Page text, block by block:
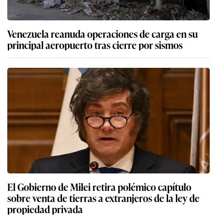
Venezuela reanuda operaciones de carga en su
principal aeropuerto tras cierre por sismos
El Gobierno de Milei retira polémico capítulo
sobre venta de tierras a extranjeros de la ley de
propiedad privada